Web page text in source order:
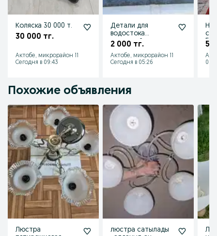
Коляска 30 000 т.
30 000 тг.
Актобе, микрорайон 11
Сегодня в 09:43
Детали для
водостока
кронштейн,
желоба
2 000 тг.
Актобе, микрорайон 11
Сегодня в 05:26
5Д"
06
Похожие объявления
Люстра
люстра сатылады